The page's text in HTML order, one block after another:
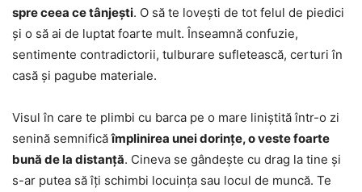
spre ceea ce tânjești. O să te lovești de tot felul de piedici
și o să ai de luptat foarte mult. Înseamnă confuzie,
sentimente contradictorii, tulburare sufletească, certuri în
casă și pagube materiale.
Visul în care te plimbi cu barca pe o mare liniștită într-o zi
senină semnificăîmplinirea unei dorințe, o veste foarte
bună de la distanță. Cineva se gândește cu drag la tine și
s-ar putea să îți schimbi locuința sau locul de muncă. Te